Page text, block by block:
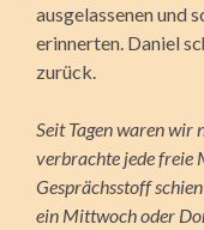
ausgelassenen und
erinnerten. Daniel
zurück.
Seit Tagen waren wir
verbrachte jede freie
Gesprächsstoff
ein Mittwoch oder